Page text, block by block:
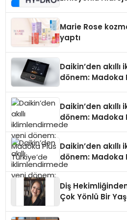
Marie Rose
yaptı
Daikin’den
dönem: Madoka
Daikin’den
dönem: Madoka
Daikin’den
dönem: Madoka
Diş
Çok Yönlü Bir